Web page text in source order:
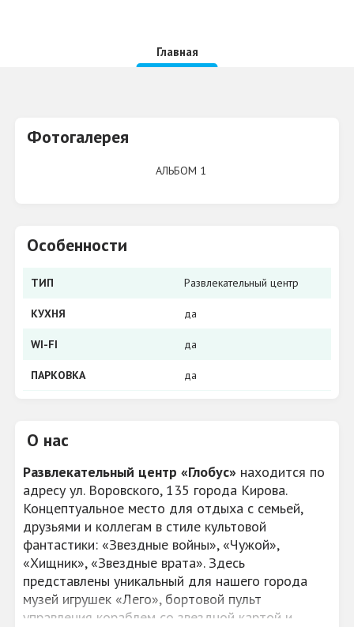
Главная
О нас
Развлекательный центр «Глобус» находится по
адресу ул. Воровского, 135 города Кирова.
Концептуальное место для отдыха с семьей,
друзьями и коллегам в стиле культовой
фантастики: «Звездные войны», «Чужой»,
«Хищник», «Звездные врата». Здесь
представлены уникальный для нашего города
музей игрушек «Лего», бортовой пульт
управления кораблем со звездной картой и
Особенности
ТИП Развлекательный центр
КУХНЯ да
WI-FI да
ПАРКОВКА да
Фотогалерея
АЛЬБОМ 1